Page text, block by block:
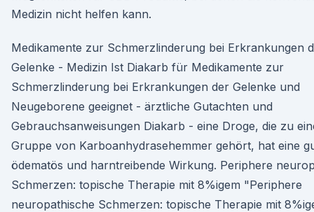
Medizin nicht helfen kann.
Medikamente zur Schmerzlinderung bei Erkrankungen
Gelenke - Medizin Ist Diakarb für Medikamente zur
Schmerzlinderung bei Erkrankungen der Gelenke und
Neugeborene geeignet - ärztliche Gutachten und
Gebrauchsanweisungen Diakarb - eine Droge, die zu
Gruppe von Karboanhydrasehemmer gehört, hat eine
ödematös und harntreibende Wirkung. Periphere
Schmerzen: topische Therapie mit 8%igem "Periphere
neuropathische Schmerzen: topische Therapie mit